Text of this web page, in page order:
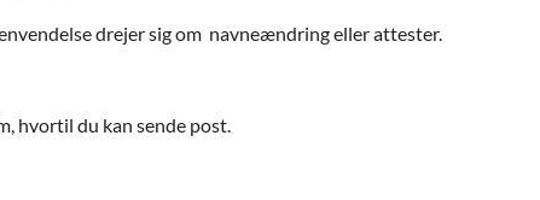
drejer sig om navneændring eller attester.
hvortil du kan sende post.